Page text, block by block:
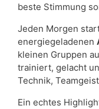
beste Stimmung
Jeden Morgen
energiegeladenen
kleinen Gruppen
trainiert, gelacht
Technik,
Ein echtes